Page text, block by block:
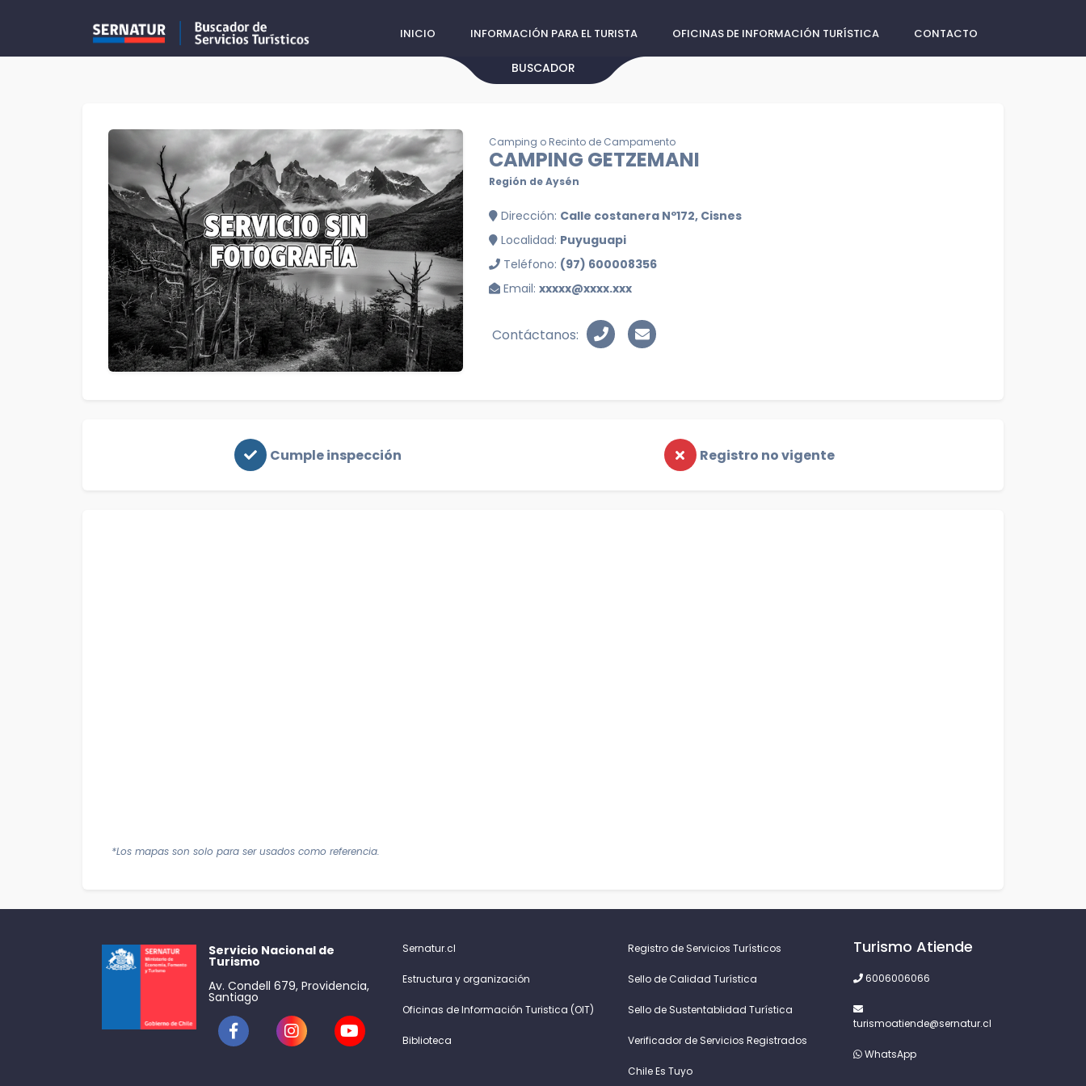
INICIO INFORMACIÓN PARA EL TURISTA OFICINAS DE INFORMACIÓN TURÍSTICA CONTACTO
BUSCADOR
Camping o Recinto de Campamento
CAMPING GETZEMANI
Región de Aysén
Dirección: Calle costanera Nº172, Cisnes
Localidad: Puyuguapi
Teléfono: (97) 600008356
Email: xxxxx@xxxx.xxx
Contáctanos:
Cumple inspección Registro no vigente
*Los mapas son solo para ser usados como referencia.
Servicio Nacional de
Turismo
Av. Condell 679, Providencia,
Santiago
Sernatur.cl
Estructura y organización
Oficinas de Información Turistica (OIT)
Biblioteca
Registro de Servicios Turísticos
Sello de Calidad Turística
Sello de Sustentablidad Turística
Verificador de Servicios Registrados
Chile Es Tuyo
Turismo Atiende
6006006066
turismoatiende@sernatur.cl
WhatsApp